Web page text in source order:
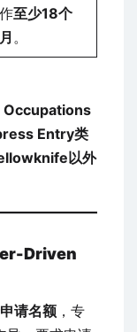
作至少18个
月 。
Occupations
Entry类
以外
Driven
请名额 ，专